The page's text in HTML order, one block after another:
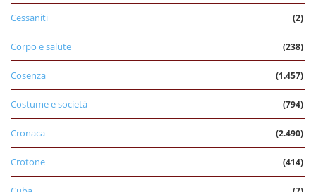
Cessaniti (2)
Corpo e salute (238)
Cosenza (1.457)
Costume e società (794)
Cronaca (2.490)
Crotone (414)